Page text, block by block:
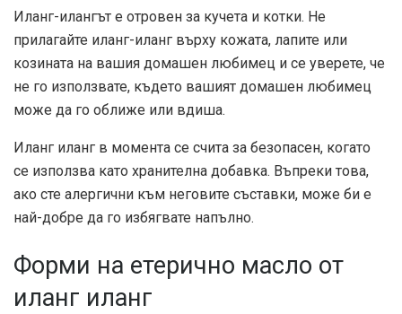
Иланг-илангът е отровен за кучета и котки. Не
прилагайте иланг-иланг върху кожата, лапите или
козината на вашия домашен любимец и се уверете, че
не го използвате, където вашият домашен любимец
може да го оближе или вдиша.
Иланг иланг в момента се счита за безопасен, когато
се използва като хранителна добавка. Въпреки това,
ако сте алергични към неговите съставки, може би е
най-добре да го избягвате напълно.
Форми на етерично масло от
иланг иланг